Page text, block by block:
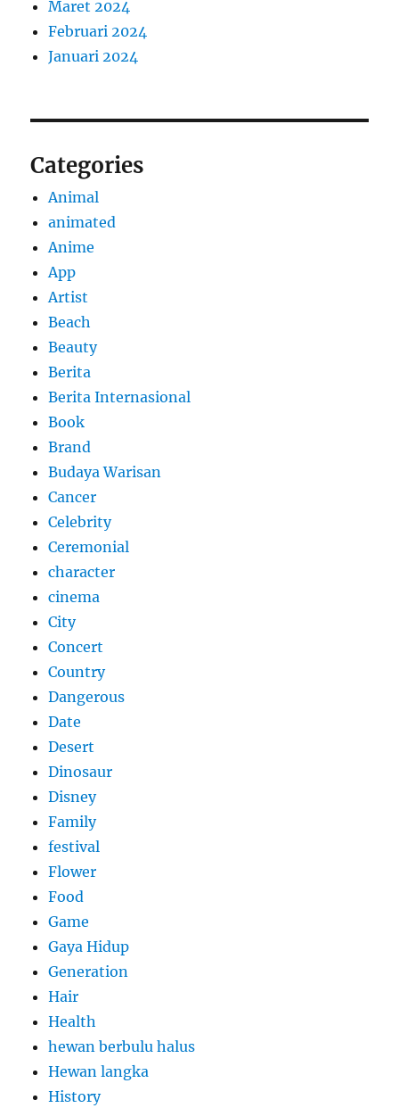
Maret 2024
Februari 2024
Januari 2024
Categories
Animal
animated
Anime
App
Artist
Beach
Beauty
Berita
Berita Internasional
Book
Brand
Budaya Warisan
Cancer
Celebrity
Ceremonial
character
cinema
City
Concert
Country
Dangerous
Date
Desert
Dinosaur
Disney
Family
festival
Flower
Food
Game
Gaya Hidup
Generation
Hair
Health
hewan berbulu halus
Hewan langka
History